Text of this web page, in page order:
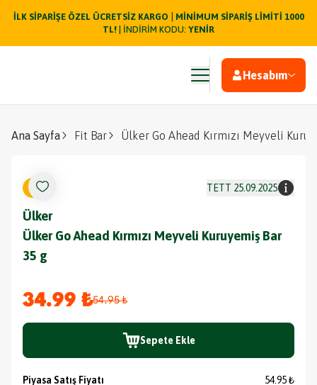
İLK SİPARİŞE ÖZEL ÜCRETSİZ KARGO
MİNİMUM SİPARİŞ LİMİTİ 1000
TL! | İNDİRİM KODU: YENİR
Hesabım
Ana Sayfa Fit Bar Ülker Go Ahead Kırmızı Meyveli
% 36 TETT 25.09.2025
Ülker
Ülker Go Ahead Kırmızı Meyveli Kuruyemiş Bar
35 g
34.99 ₺54.95 ₺
Sepete Ekle
Piyasa Satış Fiyatı
54.95 ₺